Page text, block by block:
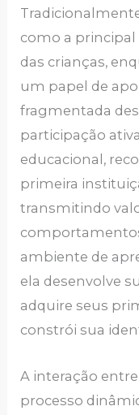
como a principal
das crianças,
um papel de
fragmentada
participação
educacional,
primeira
transmitindo
ambiente de
ela desenvolve
adquire seus
constrói sua
A interação
processo